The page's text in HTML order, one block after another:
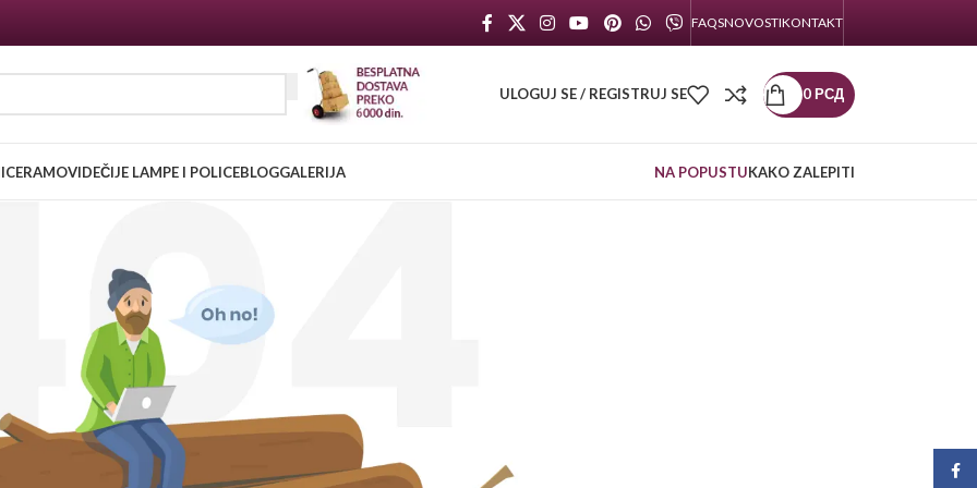
FAQSNOVOSTIKONTAKT
ULOGUJ SE / REGISTRUJ SE 0РСД
RAMOVIDEČIJE LAMPE I POLICEBLOGGALERIJA NA POPUSTUKAKO ZALEPITI